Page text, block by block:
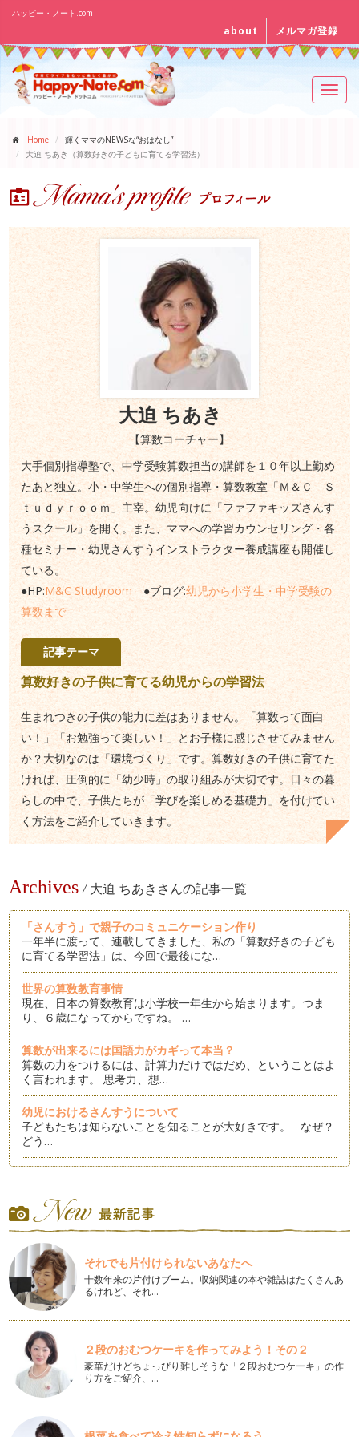
ハッピー・ノート.com
about メルマガ登録
Home
輝くママのNEWSな“おはなし”
大迫 ちあき（算数好きの子どもに育てる学習法）
大迫 ちあき
【算数コーチャー】
大手個別指導塾で、中学受験算数担当の講師を１０年以上勤め
たあと独立。小・中学生への個別指導・算数教室「Ｍ＆Ｃ Ｓ
ｔｕｄｙｒｏｏｍ」主宰。幼児向けに「ファファキッズさんす
うスクール」を開く。また、ママへの学習カウンセリング・各
種セミナー・幼児さんすうインストラクター養成講座も開催し
ている。
●HP:M&C Studyroom ●ブログ:幼児から小学生・中学受験の
算数まで
記事テーマ
算数好きの子供に育てる幼児からの学習法
生まれつきの子供の能力に差はありません。「算数って面白
い！」「お勉強って楽しい！」とお子様に感じさせてみません
か？大切なのは「環境づくり」です。算数好きの子供に育てた
ければ、圧倒的に「幼少時」の取り組みが大切です。日々の暮
らしの中で、子供たちが「学びを楽しめる基礎力」を付けてい
く方法をご紹介していきます。
Archives / 大迫 ちあきさんの記事一覧
「さんすう」で親子のコミュニケーション作り
一年半に渡って、連載してきました、私の「算数好きの子ども
に育てる学習法」は、今回で最後にな…
世界の算数教育事情
現在、日本の算数教育は小学校一年生から始まります。つま
り、６歳になってからですね。 …
算数が出来るには国語力がカギって本当？
算数の力をつけるには、計算力だけではだめ、ということはよ
く言われます。 思考力、想…
幼児におけるさんすうについて
子どもたちは知らないことを知ることが大好きです。 なぜ？
どう…
ージがありませんか？ &n…
子どもに使ってはいけない言葉と使っていい言葉
今まで、一年間にわたり、「算数好きの子どもを育てるため
の」さまざまな方法を書いてまいりまし…
それでも片付けられないあなたへ
十数年来の片付けブーム。収納関連の本や雑誌はたくさんあ
るけれど、それ…
２段のおむつケーキを作ってみよう！その２
豪華だけどちょっぴり難しそうな「２段おむつケーキ」の作
り方をご紹介、…